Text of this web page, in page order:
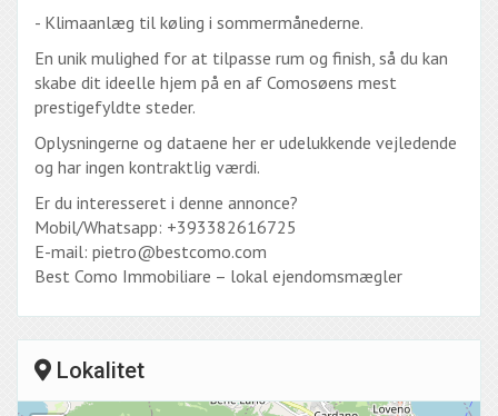
- Klimaanlæg til køling i sommermånederne.
En unik mulighed for at tilpasse rum og finish, så du kan
skabe dit ideelle hjem på en af ​​Comosøens mest
prestigefyldte steder.
Oplysningerne og dataene her er udelukkende vejledende
og har ingen kontraktlig værdi.
Er du interesseret i denne annonce?
Mobil/Whatsapp: +393382616725
E-mail: pietro@bestcomo.com
Best Como Immobiliare – lokal ejendomsmægler
Lokalitet